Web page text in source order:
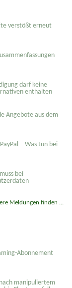
verstößt erneut
darf keine
enthalten
Angebote aus dem
– Was tun bei
bei
Meldungen finden ...
Abonnement
manipuliertem